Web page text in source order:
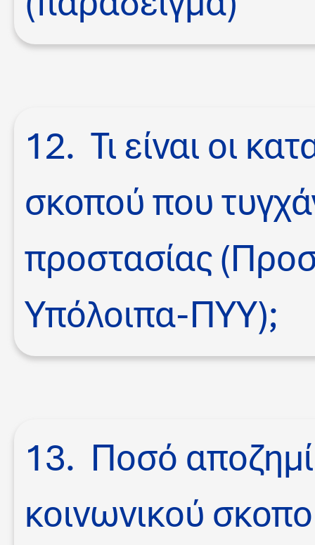
12. Τι είναι οι
σκοπού που
προστασίας
Υπόλοιπα-ΠΥΥ);
13. Ποσό
κοινωνικού